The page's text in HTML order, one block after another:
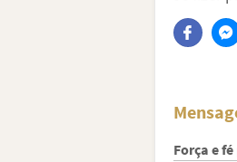
Força e